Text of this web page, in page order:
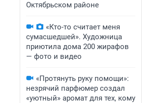
Октябрьском районе
«Кто-то считает меня
сумасшедшей». Художница
приютила дома 200 жирафов
— фото и видео
«Протянуть руку помощи»:
незрячий парфюмер создал
«уютный» аромат для тех, кому